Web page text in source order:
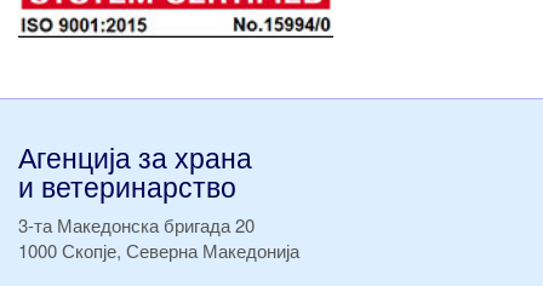
Агенција за храна
и ветеринарство
3-та Македонска бригада 20
1000 Скопје, Северна Македонија